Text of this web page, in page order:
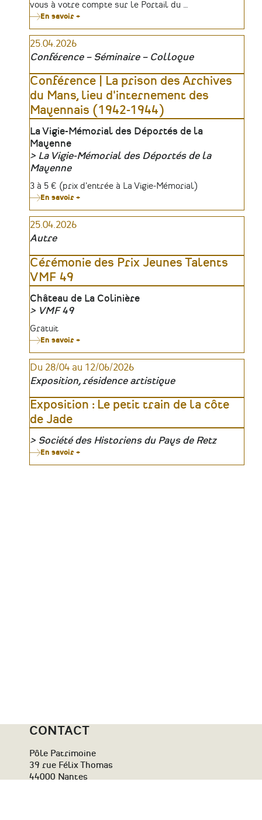
vous à votre compte sur le Portail du …
En savoir +
|
Dame
de
:
les
métamorphoses
d'une
cathédrale
25.04.2026
Conférence – Séminaire – Colloque
Conférence | La prison des Archives
du Mans, lieu d'internement des
Mayennais (1942-1944)
Lieu
La Vigie-Mémorial des Déportés de la
Mayenne
Organisateur
La Vigie-Mémorial des Déportés de la
Mayenne
Tarifs
3 à 5 € (prix d'entrée à La Vigie-Mémorial)
En savoir +
|
du
Mans,
d'internement
des
Mayennais
25.04.2026
Autre
Cérémonie des Prix Jeunes Talents
VMF 49
Lieu
Château de La Colinière
Organisateur
VMF 49
Tarifs
Gratuit
En savoir +
des
Prix
Jeunes
Talents
49
Du 28/04 au 12/06/2026
Exposition, résidence artistique
Exposition : Le petit train de la côte
de Jade
Organisateur
Société des Historiens du Pays de Retz
En savoir +
CONTACT
Pôle Patrimoine
39 rue Félix Thomas
44000 Nantes